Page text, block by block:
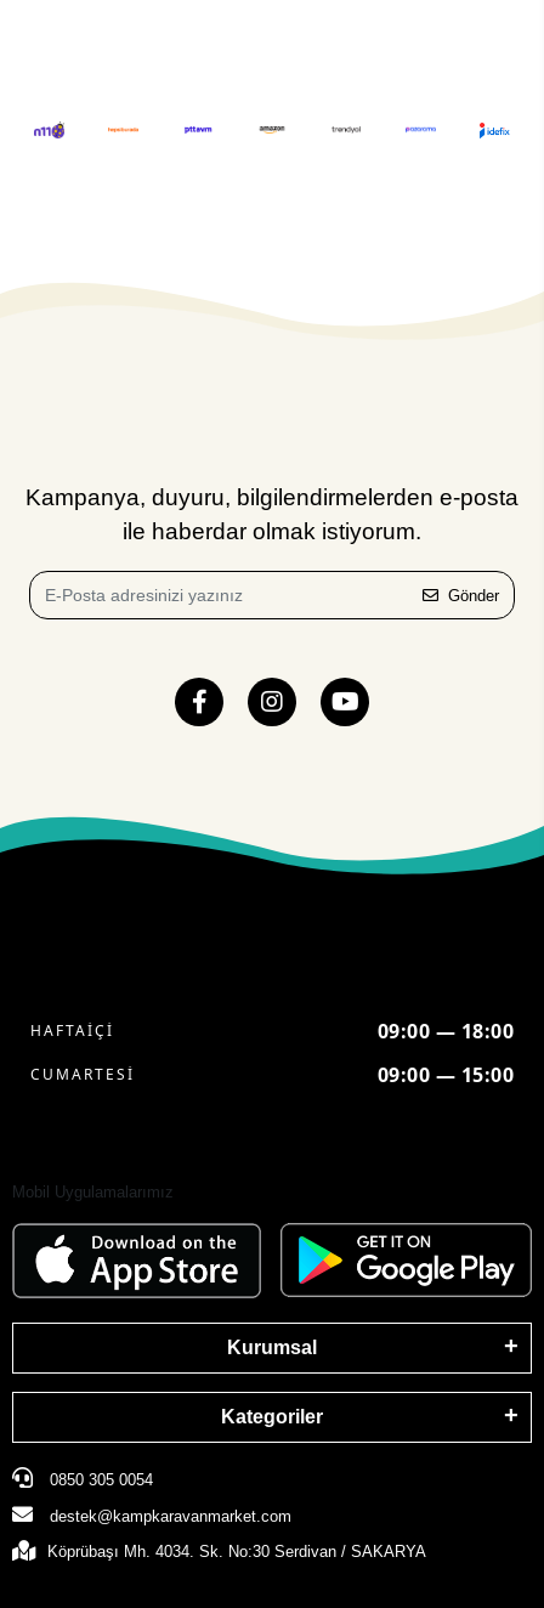
Kampanya, duyuru, bilgilendirmelerden e-posta
ile haberdar olmak istiyorum.
Gönder
HAFTAİÇİ 09:00 — 18:00
CUMARTESİ 09:00 — 15:00
Mobil Uygulamalarımız
Kurumsal
Kategoriler
0850 305 0054
destek@kampkaravanmarket.com
Köprübaşı Mh. 4034. Sk. No:30 Serdivan / SAKARYA